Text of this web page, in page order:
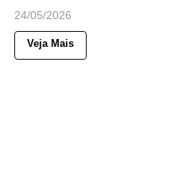
24/05/2026
Veja Mais